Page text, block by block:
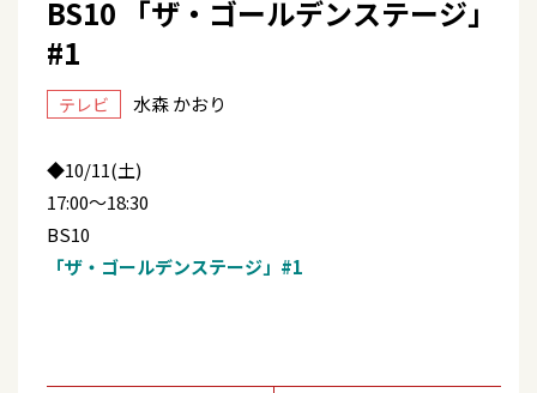
BS10 「ザ・ゴールデンステージ」
#1
テレビ 水森 かおり
◆10/11(土)
17:00～18:30
BS10
「ザ・ゴールデンステージ」#1